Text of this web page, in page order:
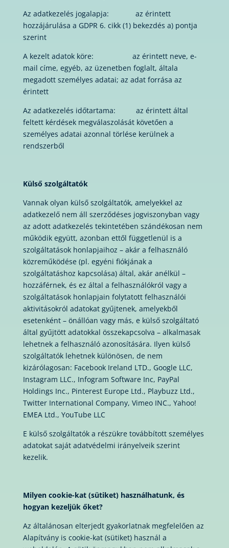
Az adatkezelés jogalapja: az érintett
hozzájárulása a GDPR 6. cikk (1) bekezdés a) pontja
szerint
A kezelt adatok köre: az érintett neve, e-
mail címe, egyéb, az üzenetben foglalt, általa
megadott személyes adatai; az adat forrása az
érintett
Az adatkezelés időtartama: az érintett által
feltett kérdések megválaszolását követően a
személyes adatai azonnal törlése kerülnek a
rendszerből
Külső szolgáltatók
Vannak olyan külső szolgáltatók, amelyekkel az
adatkezelő nem áll szerződéses jogviszonyban vagy
az adott adatkezelés tekintetében szándékosan nem
működik együtt, azonban ettől függetlenül is a
szolgáltatások honlapjaihoz – akár a felhasználó
közreműködése (pl. egyéni fiókjának a
szolgáltatáshoz kapcsolása) által, akár anélkül –
hozzáférnek, és ez által a felhasználókról vagy a
szolgáltatások honlapjain folytatott felhasználói
aktivitásokról adatokat gyűjtenek, amelyekből
esetenként – önállóan vagy más, e külső szolgáltató
által gyűjtött adatokkal összekapcsolva – alkalmasak
lehetnek a felhasználó azonosítására. Ilyen külső
szolgáltatók lehetnek különösen, de nem
kizárólagosan: Facebook Ireland LTD., Google LLC,
Instagram LLC., Infogram Software Inc, PayPal
Holdings Inc., Pinterest Europe Ltd., Playbuzz Ltd.,
Twitter International Company, Vimeo INC., Yahoo!
EMEA Ltd., YouTube LLC
E külső szolgáltatók a részükre továbbított személyes
adatokat saját adatvédelmi irányelveik szerint
kezelik.
Milyen cookie-kat (sütiket) használhatunk, és
hogyan kezeljük őket?
Az általánosan elterjedt gyakorlatnak megfelelően az
Alapítvány is cookie-kat (sütiket) használ a